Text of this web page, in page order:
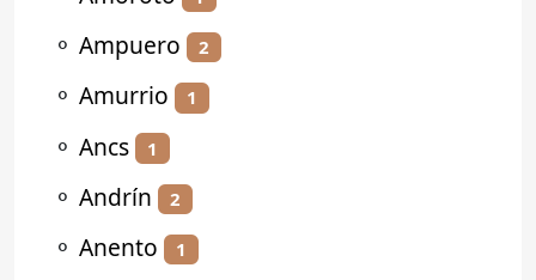
⚬ Ampuero 2
⚬ Amurrio 1
⚬ Ancs 1
⚬ Andrín 2
⚬ Anento 1